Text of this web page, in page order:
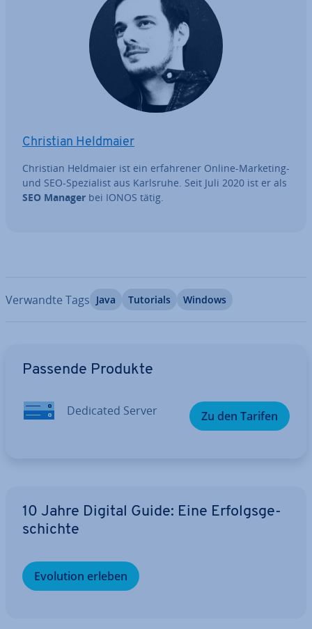
Christian Heldmaier
Christian Heldmaier ist ein er­fah­re­ner Online-Marketing-
und SEO-Spe­zia­list aus Karlsruhe. Seit Juli 2020 ist er als
SEO Manager bei IONOS tätig.
Verwandte Tags Java Tutorials Windows
Passende Produkte
Dedicated Server Zu den Tarifen
10 Jahre Digital Guide: Eine Er­folgs­ge­
schich­te
Evolution erleben